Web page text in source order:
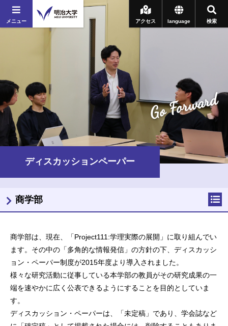
メニュー 検索
language
アクセス
Go Forward
ディスカッションペーパー
商学部は、現在、「Project111:学理実際の展開」に取り組んでい
ます。その中の「多角的な情報発信」の方針の下、ディスカッシ
ョン・ペーパー制度が2015年度より導入されました。
様々な研究活動に従事している本学部の教員がその研究成果の一
端を速やかに広く公表できるようにすることを目的としていま
す。
ディスカッション・ペーパーは、「未定稿」であり、学会誌など
商学部